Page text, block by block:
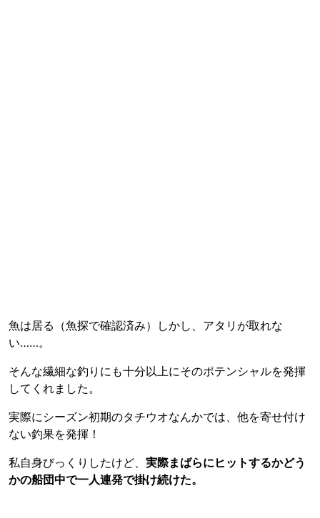
魚は居る（魚探で確認済み）しかし、アタリが取れな
い……。
そんな繊細な釣りにも十分以上にそのポテンシャルを発揮
してくれました。
実際にシーズン初期のタチウオなんかでは、他を寄せ付け
ない釣果を発揮！
私自身びっくりしたけど、 実際まばらにヒットするかどう
かの船団中で一人連発で掛け続けた。